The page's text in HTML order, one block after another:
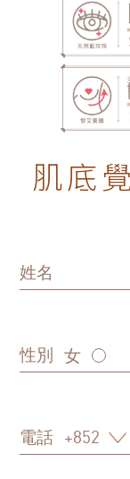
肌底
姓名
性別 女
電話